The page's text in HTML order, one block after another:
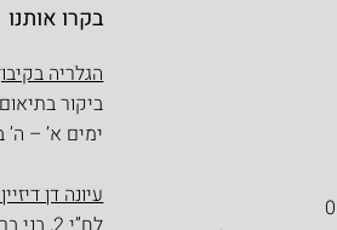
בקרו אותנו
הגלריה
ביקור
ימים א’ – ה’ בין
עיונה דן